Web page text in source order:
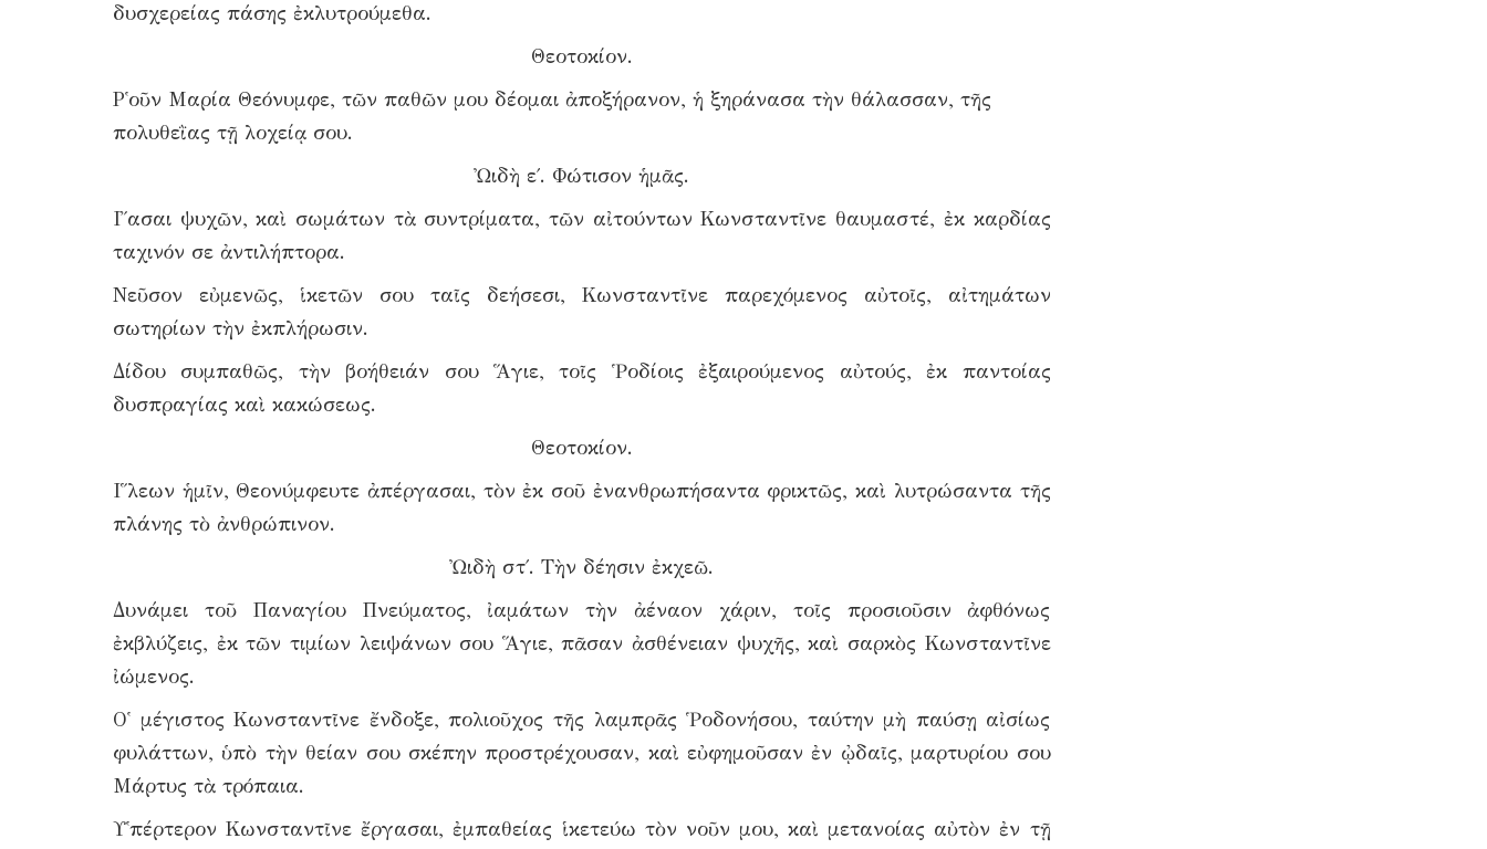
δυσχερείας πάσης ἐκλυτρούμεθα.
Θεοτοκίον.
Ρ῾οῦν Μαρία Θεόνυμφε, τῶν παθῶν μου δέομαι ἀποξήρανον, ἡ ξηράνασα τὴν θάλασσαν, τῆς
πολυθεῒας τῇ λοχείᾳ σου.
Ὠιδὴ ε΄. Φώτισον ἡμᾶς.
Ι῎ασαι ψυχῶν, καὶ σωμάτων τὰ συντρίματα, τῶν αἰτούντων Κωνσταντῖνε θαυμαστέ, ἐκ καρδίας
ταχινόν σε ἀντιλήπτορα.
Νεῦσον εὐμενῶς, ἱκετῶν σου ταῖς δεήσεσι, Κωνσταντῖνε παρεχόμενος αὐτοῖς, αἰτημάτων
σωτηρίων τὴν ἐκπλήρωσιν.
Δίδου συμπαθῶς, τὴν βοήθειάν σου Ἅγιε, τοῖς Ῥοδίοις ἐξαιρούμενος αὐτούς, ἐκ παντοίας
δυσπραγίας καὶ κακώσεως.
Θεοτοκίον.
Ι῞λεων ἡμῖν, Θεονύμφευτε ἀπέργασαι, τὸν ἐκ σοῦ ἐνανθρωπήσαντα φρικτῶς, καὶ λυτρώσαντα τῆς
πλάνης τὸ ἀνθρώπινον.
Ὠιδὴ στ΄. Τὴν δέησιν ἐκχεῶ.
Δυνάμει τοῦ Παναγίου Πνεύματος, ἰαμάτων τὴν ἀέναον χάριν, τοῖς προσιοῦσιν ἀφθόνως
ἐκβλύζεις, ἐκ τῶν τιμίων λειψάνων σου Ἅγιε, πᾶσαν ἀσθένειαν ψυχῆς, καὶ σαρκὸς Κωνσταντῖνε
ἰώμενος.
Ο῾ μέγιστος Κωνσταντῖνε ἔνδοξε, πολιοῦχος τῆς λαμπρᾶς Ῥοδονήσου, ταύτην μὴ παύσῃ αἰσίως
φυλάττων, ὑπὸ τὴν θείαν σου σκέπην προστρέχουσαν, καὶ εὐφημοῦσαν ἐν ᾠδαῖς, μαρτυρίου σου
Μάρτυς τὰ τρόπαια.
Υ῾πέρτερον Κωνσταντῖνε ἔργασαι, ἐμπαθείας ἱκετεύω τὸν νοῦν μου, καὶ μετανοίας αὐτὸν ἐν τῇ